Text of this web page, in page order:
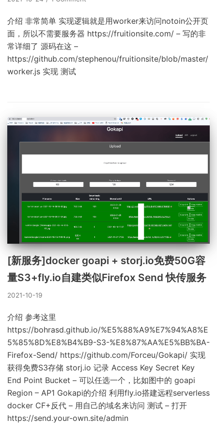
介绍 非常简单 实现逻辑就是用worker来访问notoin公开页
面，所以不需要服务器 https://fruitionsite.com/ – 写的非
常详细了 源码在这 –
https://github.com/stephenou/fruitionsite/blob/master/
worker.js 实现 测试
[新服务]docker goapi + storj.io免费50G容
量S3+fly.io自建类似Firefox Send 快传服务
2021-10-19
介绍 参考这里
https://bohrasd.github.io/%E5%88%A9%E7%94%A8%E
5%85%8D%E8%B4%B9-S3-%E8%87%AA%E5%BB%BA-
Firefox-Send/ https://github.com/Forceu/Gokapi/ 实现
获得免费S3存储 storj.io 记录 Access Key Secret Key
End Point Bucket – 可以任选一个，比如图中的 goapi
Region – AP1 Gokapi的介绍 利用fly.io搭建远程serverless
docker CF+反代 – 用自己的域名来访问 测试 – 打开
https://send.your-own.site/admin